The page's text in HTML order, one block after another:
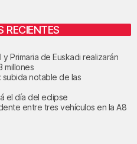
RECIENTES
Primaria de Euskadi realizarán
millones
subida notable de las
el día del eclipse
entre tres vehículos en la A8